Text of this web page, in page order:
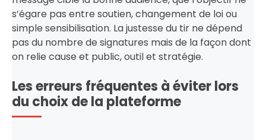
s’égare pas entre soutien, changement de loi ou
simple sensibilisation. La justesse du tir ne dépend
pas du nombre de signatures mais de la façon dont
on relie cause et public, outil et stratégie.
Les erreurs fréquentes à éviter lors
du choix de la plateforme